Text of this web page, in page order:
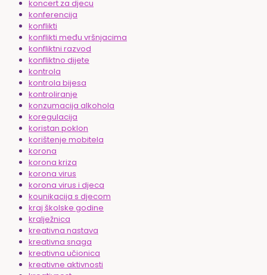
koncert za djecu
konferencija
konflikti
konflikti među vršnjacima
konfliktni razvod
konfliktno dijete
kontrola
kontrola bijesa
kontroliranje
konzumacija alkohola
koregulacija
koristan poklon
korištenje mobitela
korona
korona kriza
korona virus
korona virus i djeca
kounikacija s djecom
kraj školske godine
kralježnica
kreativna nastava
kreativna snaga
kreativna učionica
kreativne aktivnosti